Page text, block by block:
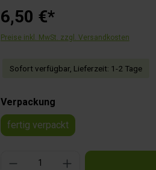
6,50 €*
Preise inkl. MwSt. zzgl. Versandkosten
Sofort verfügbar, Lieferzeit: 1-2 Tage
Verpackungauswählen
fertig verpackt
Produkt Anzahl: Gib den gewünschten Wert